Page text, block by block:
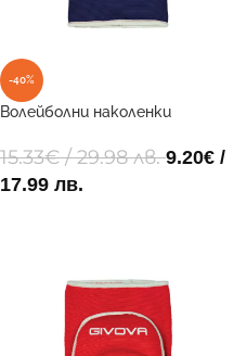
-40%
Волейболни наколенки
15.33€/ 29.98 лв.9.20€ /
17.99 лв.